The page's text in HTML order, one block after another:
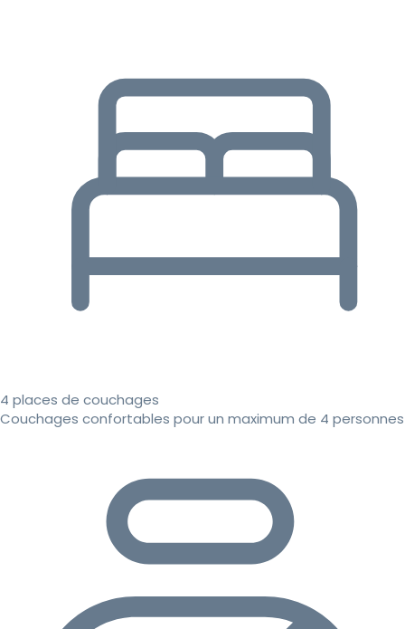
4 places de couchages
Couchages confortables pour un maximum de 4 personnes